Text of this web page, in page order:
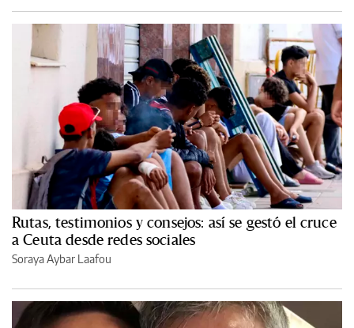
Rutas, testimonios y consejos: así se gestó el cruce
a Ceuta desde redes sociales
Soraya Aybar Laafou